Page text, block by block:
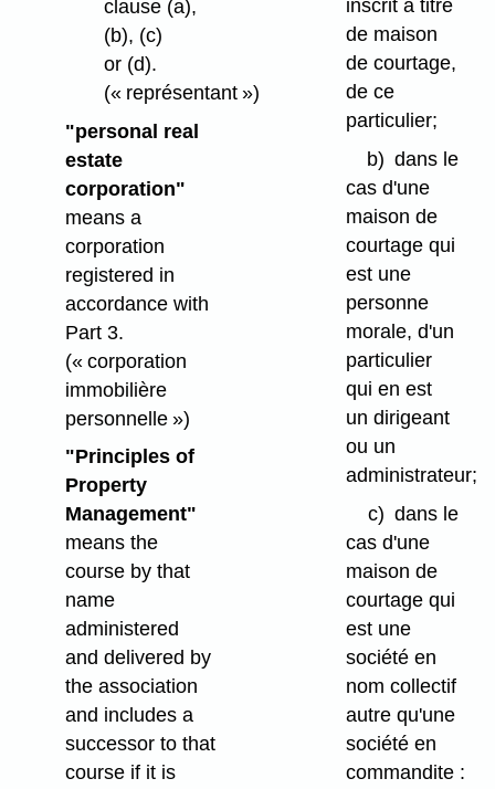
clause (a),
(b), (c)
or (d).
(« représentant »)
"personal real
estate
corporation"
means a
corporation
registered in
accordance with
Part 3.
(« corporation
immobilière
personnelle »)
"Principles of
Property
Management"
means the
course by that
name
administered
and delivered by
the association
and includes a
successor to that
course if it is
inscrit à titre
de maison
de courtage,
de ce
particulier;
b) dans le
cas d'une
maison de
courtage qui
est une
personne
morale, d'un
particulier
qui en est
un dirigeant
ou un
administrateur;
c) dans le
cas d'une
maison de
courtage qui
est une
société en
nom collectif
autre qu'une
société en
commandite :